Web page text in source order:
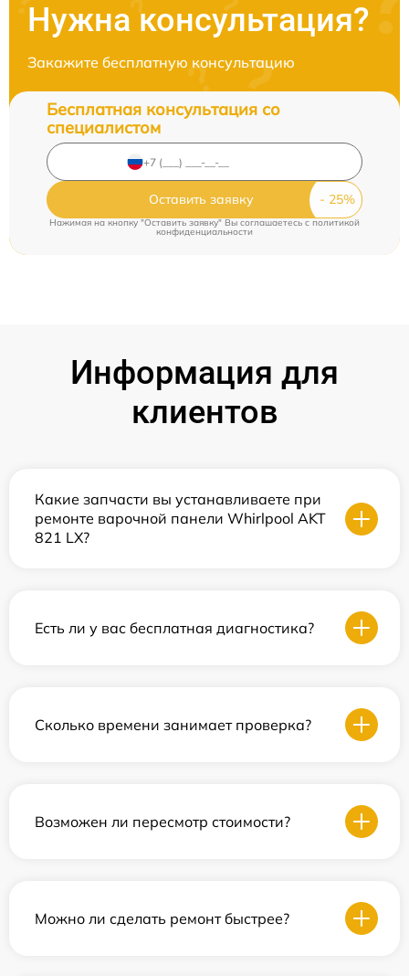
Нужна консультация?
Закажите бесплатную консультацию
Бесплатная консультация со
специалистом
Оставить заявку
Нажимая на кнопку "Оставить заявку" Вы соглашаетесь c политикой
конфиденциальности
Информация для
клиентов
Какие запчасти вы устанавливаете при
ремонте варочной панели Whirlpool AKT
821 LX?
Есть ли у вас бесплатная диагностика?
Сколько времени занимает проверка?
Возможен ли пересмотр стоимости?
Можно ли сделать ремонт быстрее?